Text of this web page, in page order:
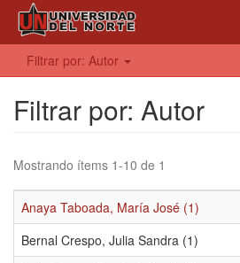
Filtrar por: Autor
Filtrar por: Autor
Mostrando ítems 1-10 de 1
Anaya Taboada, María José (1)
Bernal Crespo, Julia Sandra (1)